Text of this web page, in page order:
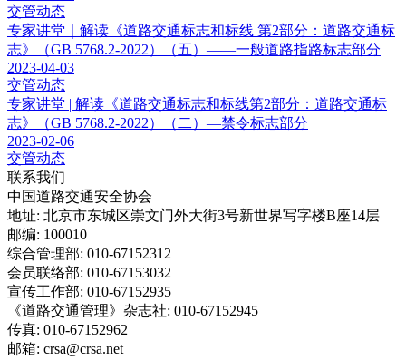
交管动态
专家讲堂｜解读《道路交通标志和标线 第2部分：道路交通标
志》（GB 5768.2-2022）（五）——一般道路指路标志部分
2023-04-03
交管动态
专家讲堂 | 解读《道路交通标志和标线第2部分：道路交通标
志》（GB 5768.2-2022）（二）—禁令标志部分
2023-02-06
交管动态
联系我们
中国道路交通安全协会
地址: 北京市东城区崇文门外大街3号新世界写字楼B座14层
邮编: 100010
综合管理部: 010-67152312
会员联络部: 010-67153032
宣传工作部: 010-67152935
《道路交通管理》杂志社: 010-67152945
传真: 010-67152962
邮箱: crsa@crsa.net